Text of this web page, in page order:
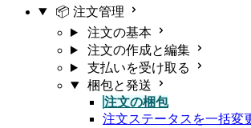
📦 注文管理
注文の基本
注文の作成と編集
支払いを受け取る
梱包と発送
注文の梱包
注文ステータスを一括変